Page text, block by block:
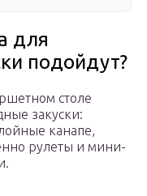
для
подойдут?
столе
закуски:
канапе,
рулеты и мини-